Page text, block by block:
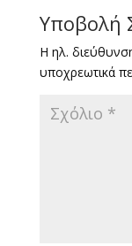
Υποβολή
Η ηλ.
υποχρεωτικά